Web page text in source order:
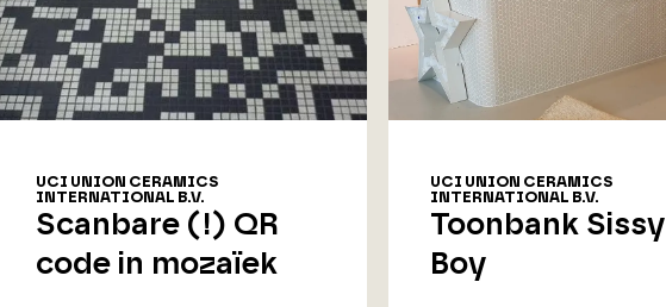
UCI UNION CERAMICS
INTERNATIONAL B.V.
Scanbare (!) QR
code in mozaïek
UCI UNION CERAMICS
INTERNATIONAL B.V.
Toonbank
Boy